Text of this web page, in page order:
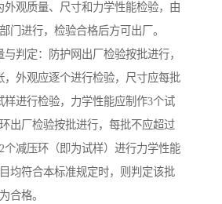
外观质量、尺寸和力学性能检验，由
门进行，检验合格后方可出厂。
判定：防护网出厂检验按批进行，
，外观应逐个进行检验，尺寸应每批
样进行检验，力学性能应制作3个试
出厂检验按批进行，每批不应超过
个减压环（即为试样）进行力学性能
均符合本标准规定时，则判定该批
合格。